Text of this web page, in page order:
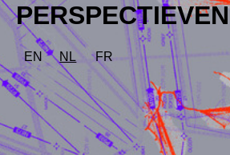
PERSPECTIEVEN
EN NL FR